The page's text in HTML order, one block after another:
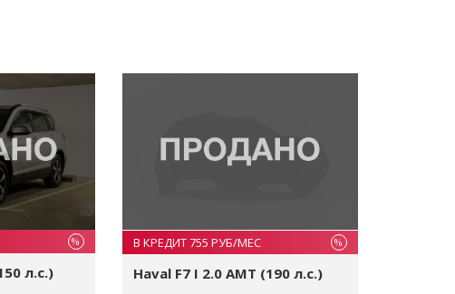
%
л.с.)
В КРЕДИТ 755 РУБ/МЕС %
Haval F7 I 2.0 AMT (190 л.с.)